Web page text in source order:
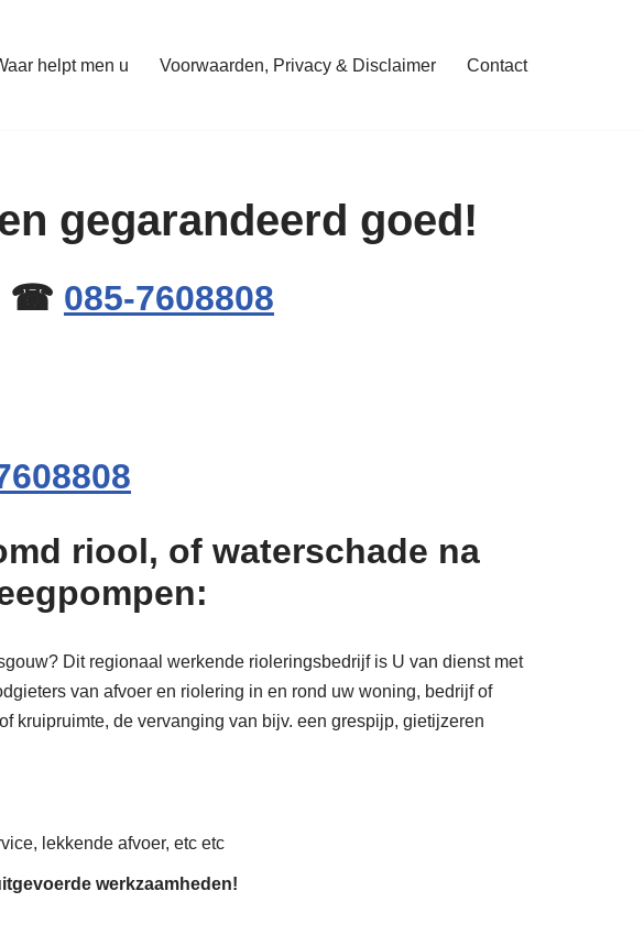
helpt men u Voorwaarden, Privacy & Disclaimer Contact
gegarandeerd goed!
☎ 085-7608808
riool, of waterschade na
Dit regionaal werkende rioleringsbedrijf is U van dienst met
van afvoer en riolering in en rond uw woning, bedrijf of
kruipruimte, de vervanging van bijv. een grespijp, gietijzeren
lekkende afvoer, etc etc
werkzaamheden!